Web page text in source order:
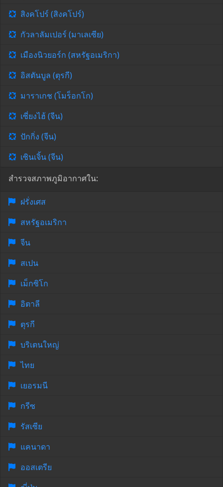
สิงคโปร์ (สิงคโปร์)
กัวลาลัมเปอร์ (มาเลเซีย)
เมืองนิวยอร์ก (สหรัฐอเมริกา)
อิสตันบูล (ตุรกี)
มาราเกช (โมร็อกโก)
เซี่ยงไฮ้ (จีน)
ปักกิ่ง (จีน)
เซินเจิ้น (จีน)
สำรวจสภาพภูมิอากาศใน:
ฝรั่งเศส
สหรัฐอเมริกา
จีน
สเปน
เม็กซิโก
อิตาลี
ตุรกี
บริเตนใหญ่
ไทย
เยอรมนี
กรีซ
รัสเซีย
แคนาดา
ออสเตรีย